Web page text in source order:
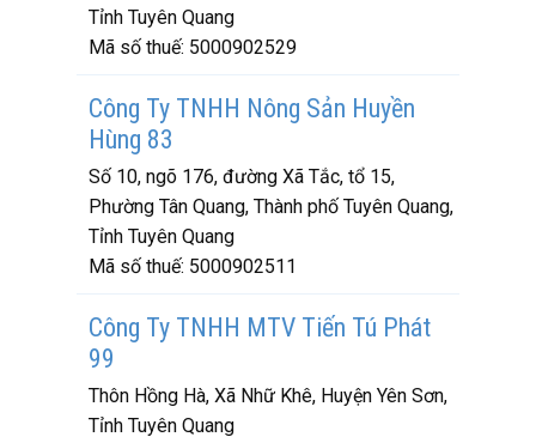
Tỉnh Tuyên Quang
Mã số thuế: 5000902529
Công Ty TNHH Nông Sản Huyền
Hùng 83
Số 10, ngõ 176, đường Xã Tắc, tổ 15,
Phường Tân Quang, Thành phố Tuyên Quang,
Tỉnh Tuyên Quang
Mã số thuế: 5000902511
Công Ty TNHH MTV Tiến Tú Phát
99
Thôn Hồng Hà, Xã Nhữ Khê, Huyện Yên Sơn,
Tỉnh Tuyên Quang